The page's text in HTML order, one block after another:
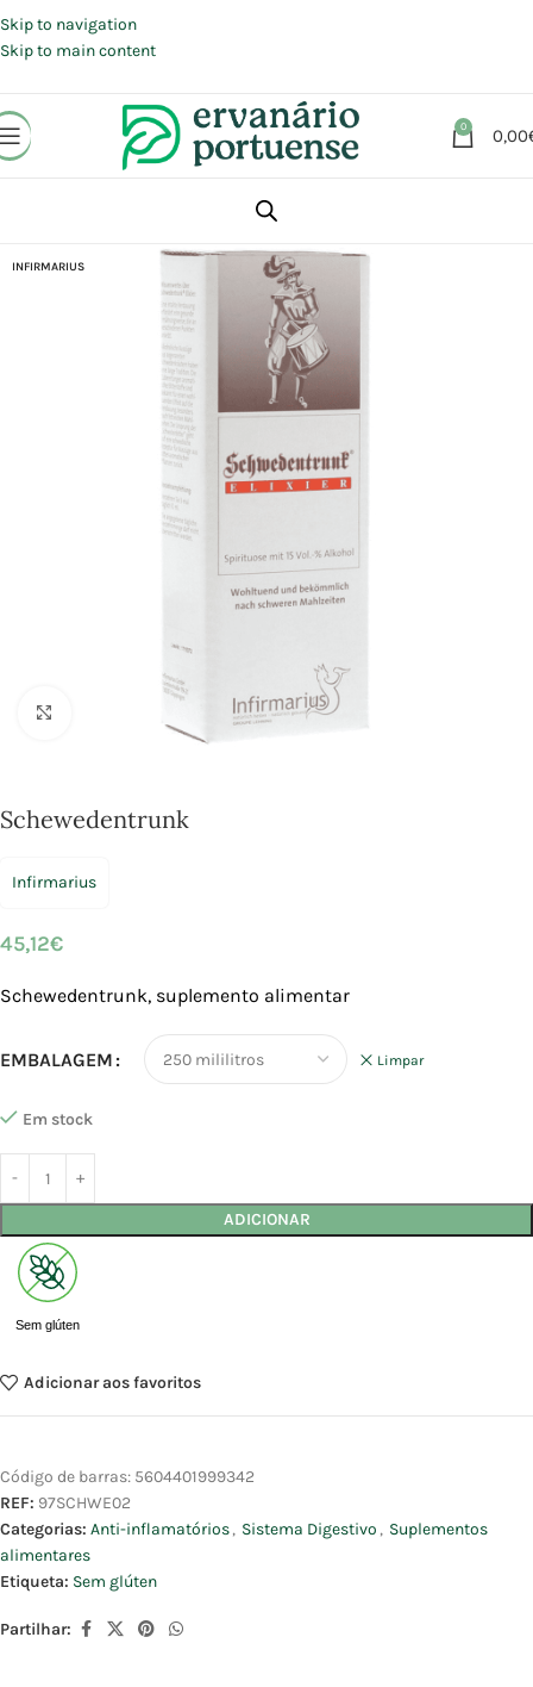
Skip to navigation
Skip to main content
0 0,00
Suplementos alimentares
INFIRMARIUS
Schewedentrunk
Infirmarius
45,12€
Schewedentrunk, suplemento alimentar
EMBALAGEM Limpar
Em stock
ADICIONAR
Sem glúten
Adicionar aos favoritos
Código de barras: 5604401999342
REF: 97SCHWE02
Categorias: Anti-inflamatórios, Sistema Digestivo , Suplementos
alimentares
Etiqueta: Sem glúten
Partilhar: